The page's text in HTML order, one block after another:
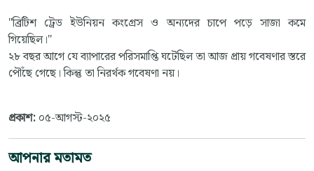
"ব্রিটিশ ট্রেড ইউনিয়ন কংগ্রেস ও অন্যদের চাপে পড়ে সাজা কমে
গিয়েছিল।"
২৮ বছর আগে যে ব্যাপারের পরিসমাপ্তি ঘটেছিল তা আজ প্রায় গবেষণার স্তরে
পৌঁছে গেছে। কিন্তু তা নিরর্থক গবেষণা নয়।
প্রকাশ: ০৫-আগস্ট-২০২৫
আপনার মতামত